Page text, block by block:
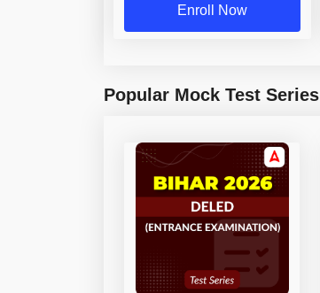
Enroll Now
Popular Mock Test Series